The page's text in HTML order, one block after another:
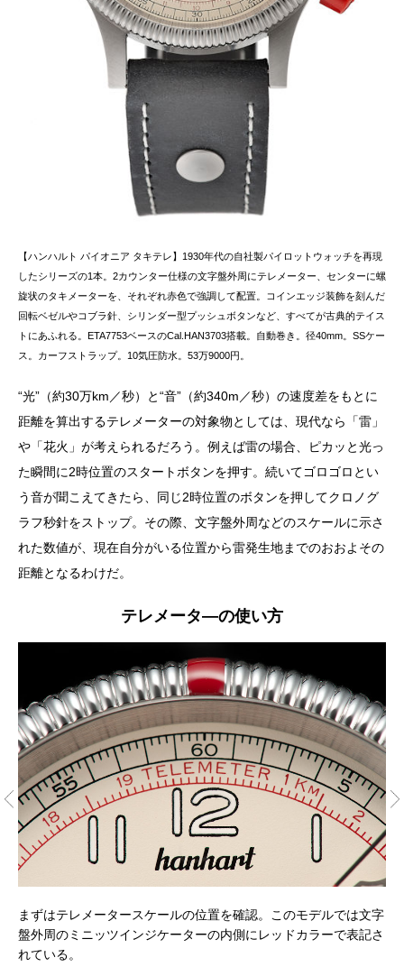
【ハンハルト パイオニア タキテレ】1930年代の自社製パイロットウォッチを再現
したシリーズの1本。2カウンター仕様の文字盤外周にテレメーター、センターに螺
旋状のタキメーターを、それぞれ赤色で強調して配置。コインエッジ装飾を刻んだ
回転ベゼルやコブラ針、シリンダー型プッシュボタンなど、すべてが古典的テイス
トにあふれる。ETA7753ベースのCal.HAN3703搭載。自動巻き。径40mm。SSケー
ス。カーフストラップ。10気圧防水。53万9000円。
“光”（約30万km／秒）と“音”（約340m／秒）の速度差をもとに
距離を算出するテレメーターの対象物としては、現代なら「雷」
や「花火」が考えられるだろう。例えば雷の場合、ピカッと光っ
た瞬間に2時位置のスタートボタンを押す。続いてゴロゴロとい
う音が聞こえてきたら、同じ2時位置のボタンを押してクロノグ
ラフ秒針をストップ。その際、文字盤外周などのスケールに示さ
れた数値が、現在自分がいる位置から雷発生地までのおおよその
距離となるわけだ。
テレメータ―の使い方
まずはテレメータースケールの位置を確認。このモデルでは文字
盤外周のミニッツインジケーターの内側にレッドカラーで表記さ
れている。